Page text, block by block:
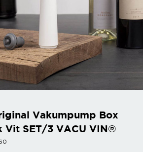
Vakumpump Box
Vit SET/3 VACU VIN®